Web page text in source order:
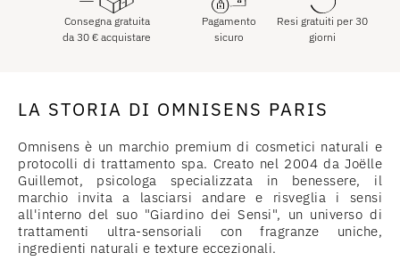
Consegna gratuita
da30€ acquistare
Pagamento
sicuro
Resi gratuiti per 30
giorni
LA STORIA DI OMNISENS PARIS
Omnisens è un marchio premium di cosmetici naturali e
protocolli di trattamento spa. Creato nel 2004 da Joëlle
Guillemot, psicologa specializzata in benessere, il
marchio invita a lasciarsi andare e risveglia i sensi
all'interno del suo "Giardino dei Sensi", un universo di
trattamenti ultra-sensoriali con fragranze uniche,
ingredienti naturali e texture eccezionali.